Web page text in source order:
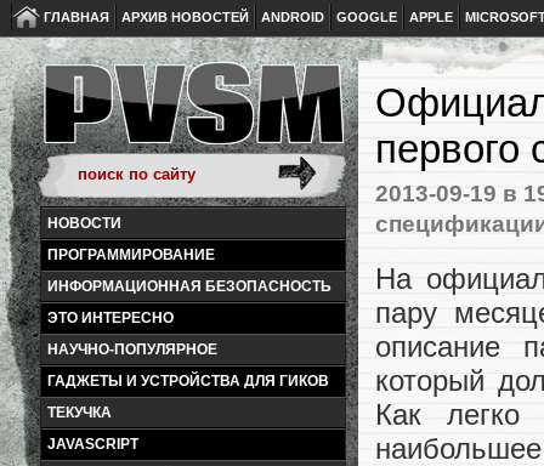
ГЛАВНАЯ АРХИВ НОВОСТЕЙ ANDROID GOOGLE APPLE
НОВОСТИ
ПРОГРАММИРОВАНИЕ
ИНФОРМАЦИОННАЯ БЕЗОПАСНОСТЬ
ЭТО ИНТЕРЕСНО
НАУЧНО-ПОПУЛЯРНОЕ
ГАДЖЕТЫ И УСТРОЙСТВА ДЛЯ ГИКОВ
ТЕКУЧКА
JAVASCRIPT
первого
2013-09-19 в
На
пару
описание
который
Как легко